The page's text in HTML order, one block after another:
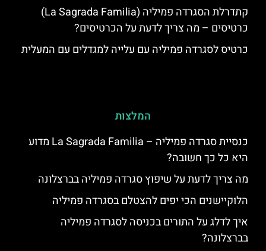
קתדרלת הסגרדה פמיליה (La Sagrada Familia)
כרטיסים – מה צריך לדעת על הכרטיסים?
כרטיס לסגרדה פמיליה עם עלייה למגדלים עם המעלית
המלצות
כנסיית סגרדה פמיליה – La Sagrada Familia מדוע
היא כל כך חשובה?
מה צריך לדעת על שיפוץ סגרדה פמיליה בברצלונה
הלוקיישנים הכי יפים להצטלם בסגרדה פמיליה
איך לדלג על התורים בכניסה לסגרדה פמיליה
בברצלונה?